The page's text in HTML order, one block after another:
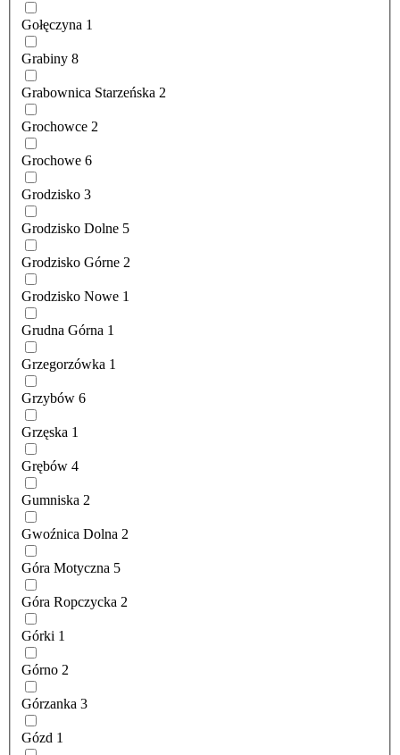
Gołęczyna 1
Grabiny 8
Grabownica Starzeńska 2
Grochowce 2
Grochowe 6
Grodzisko 3
Grodzisko Dolne 5
Grodzisko Górne 2
Grodzisko Nowe 1
Grudna Górna 1
Grzegorzówka 1
Grzybów 6
Grzęska 1
Grębów 4
Gumniska 2
Gwoźnica Dolna 2
Góra Motyczna 5
Góra Ropczycka 2
Górki 1
Górno 2
Górzanka 3
Gózd 1